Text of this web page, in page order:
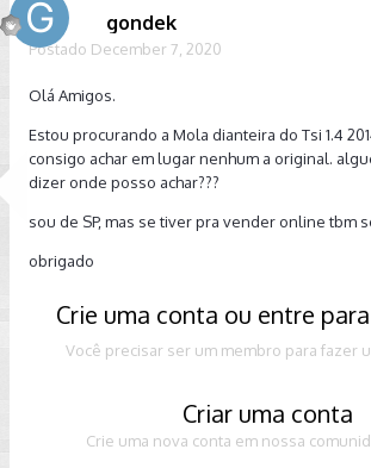
gondek
Postado December 7, 2020
Olá Amigos.
Estou procurando a Mola dianteira do Tsi 1.4
consigo achar em lugar nenhum a original.
dizer onde posso achar???
sou de SP, mas se tiver pra vender online tbm
obrigado
Crie uma conta ou entre
Você precisar ser um membro para fazer
Criar uma conta
Crie uma nova conta em nossa